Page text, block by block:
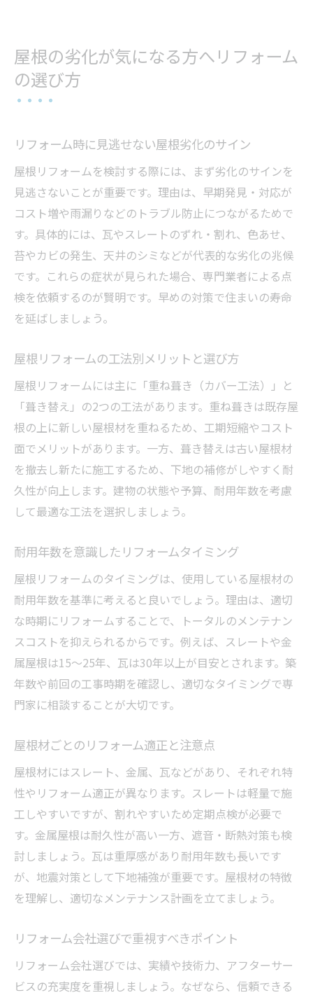
満足度を高めるリフォーム会社との連携術
将来のメンテナンス計画と費用準備のコツ
屋根の劣化が気になる方へリフォーム
の選び方
リフォーム時に見逃せない屋根劣化のサイン
屋根リフォームを検討する際には、まず劣化のサインを
見逃さないことが重要です。理由は、早期発見・対応が
コスト増や雨漏りなどのトラブル防止につながるためで
す。具体的には、瓦やスレートのずれ・割れ、色あせ、
苔やカビの発生、天井のシミなどが代表的な劣化の兆候
です。これらの症状が見られた場合、専門業者による点
検を依頼するのが賢明です。早めの対策で住まいの寿命
を延ばしましょう。
屋根リフォームの工法別メリットと選び方
屋根リフォームには主に「重ね葺き（カバー工法）」と
「葺き替え」の2つの工法があります。重ね葺きは既存屋
根の上に新しい屋根材を重ねるため、工期短縮やコスト
面でメリットがあります。一方、葺き替えは古い屋根材
を撤去し新たに施工するため、下地の補修がしやすく耐
久性が向上します。建物の状態や予算、耐用年数を考慮
して最適な工法を選択しましょう。
耐用年数を意識したリフォームタイミング
屋根リフォームのタイミングは、使用している屋根材の
耐用年数を基準に考えると良いでしょう。理由は、適切
な時期にリフォームすることで、トータルのメンテナン
スコストを抑えられるからです。例えば、スレートや金
属屋根は15～25年、瓦は30年以上が目安とされます。築
年数や前回の工事時期を確認し、適切なタイミングで専
門家に相談することが大切です。
屋根材ごとのリフォーム適正と注意点
屋根材にはスレート、金属、瓦などがあり、それぞれ特
性やリフォーム適正が異なります。スレートは軽量で施
工しやすいですが、割れやすいため定期点検が必要で
す。金属屋根は耐久性が高い一方、遮音・断熱対策も検
討しましょう。瓦は重厚感があり耐用年数も長いです
が、地震対策として下地補強が重要です。屋根材の特徴
を理解し、適切なメンテナンス計画を立てましょう。
リフォーム会社選びで重視すべきポイント
リフォーム会社選びでは、実績や技術力、アフターサー
ビスの充実度を重視しましょう。なぜなら、信頼できる